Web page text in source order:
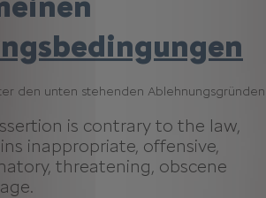
den unten stehenden
is contrary to the law,
inappropriate, offensive,
threatening, obscene